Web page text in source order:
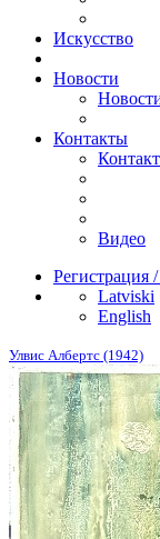
Искусствo
Новости
Контакты
Видео
Регистрация
Latviski
English
Улвис Албертс (1942)